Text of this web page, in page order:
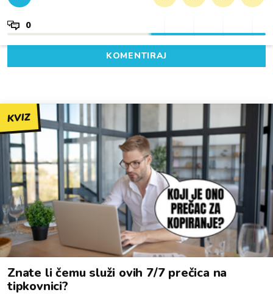
0
KOMENTIRAJ
KVIZ
Znate li čemu služi ovih 7/7 prečica na
tipkovnici?